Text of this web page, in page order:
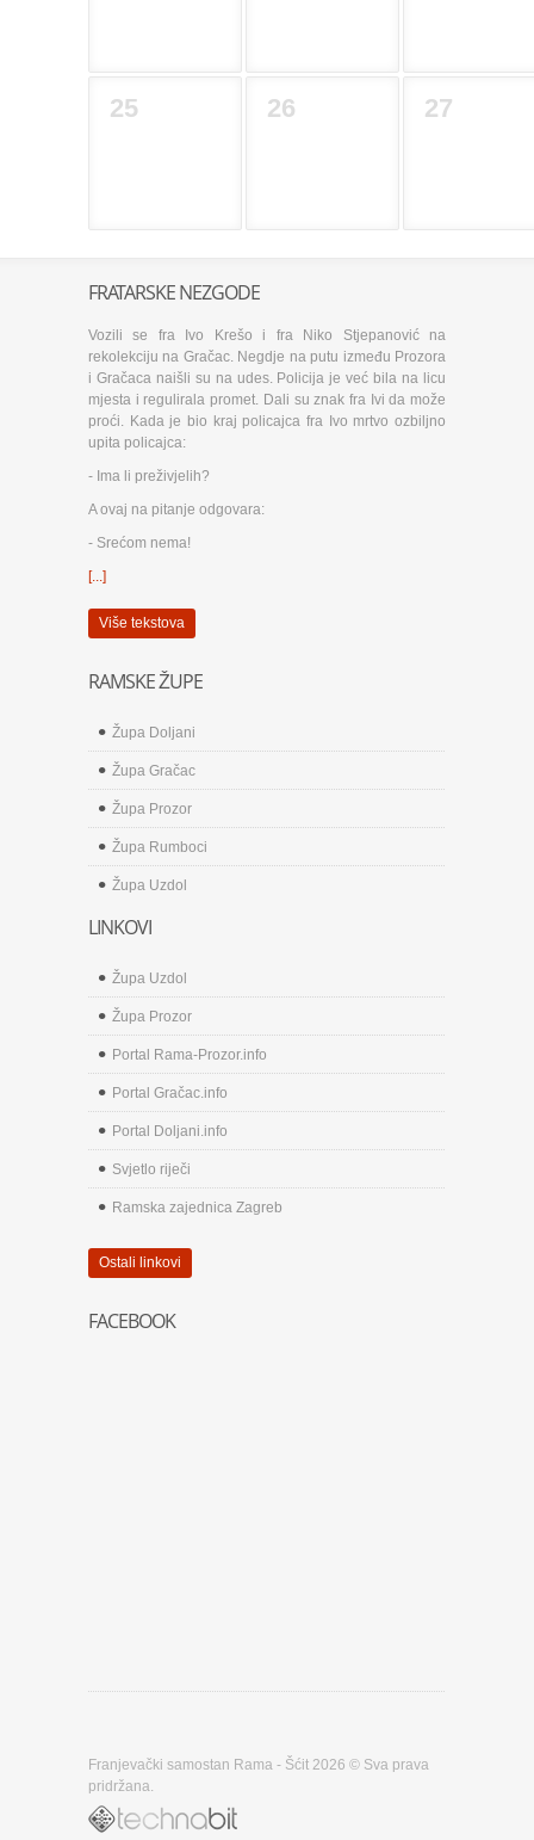
25 26 27
FRATARSKE NEZGODE
Vozili se fra Ivo Krešo i fra Niko Stjepanović na
rekolekciju na Gračac. Negdje na putu između Prozora
i Gračaca naišli su na udes. Policija je već bila na licu
mjesta i regulirala promet. Dali su znak fra Ivi da može
proći. Kada je bio kraj policajca fra Ivo mrtvo ozbiljno
upita policajca:
- Ima li preživjelih?
A ovaj na pitanje odgovara:
- Srećom nema!
[...]
Više tekstova
RAMSKE ŽUPE
Župa Doljani
Župa Gračac
Župa Prozor
Župa Rumboci
Župa Uzdol
LINKOVI
Župa Uzdol
Župa Prozor
Portal Rama-Prozor.info
Portal Gračac.info
Portal Doljani.info
Svjetlo riječi
Ramska zajednica Zagreb
Ostali linkovi
FACEBOOK
Franjevački samostan Rama - Šćit 2026 © Sva prava
pridržana.